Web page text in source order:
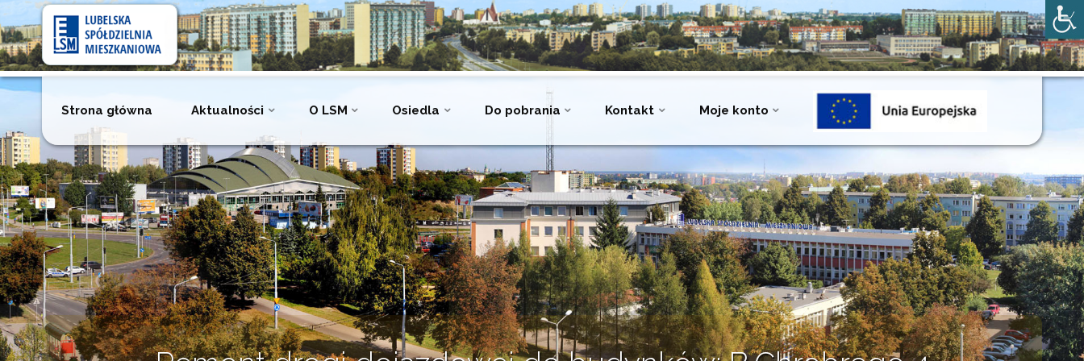
Lubelska
Spółdzielnia
Mieszkaniowa
do
treści
Strona główna Aktualności O LSM Osiedla Do pobrania Kontakt Moje konto